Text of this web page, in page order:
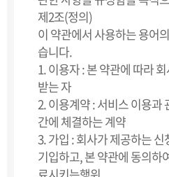
제2조(정의)
이 약관에서 사용하는 용어
습니다.
1. 이용자 : 본 약관에 따라
받는 자
2. 이용계약 : 서비스 이용과
간에 체결하는 계약
3. 가입 : 회사가 제공하는
기입하고, 본 약관에 동의하